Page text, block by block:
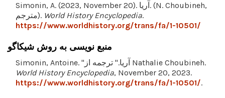
Simonin, A. (2023, November 20). آریا. (N. Choubineh,
مترجم). World History Encyclopedia.
https://www.worldhistory.org/trans/fa/1-10501/
منبع نویسی به روش شیکاگو
Simonin, Antoine. "آریا." ترجمه از Nathalie Choubineh.
World History Encyclopedia, November 20, 2023.
https://www.worldhistory.org/trans/fa/1-10501/.